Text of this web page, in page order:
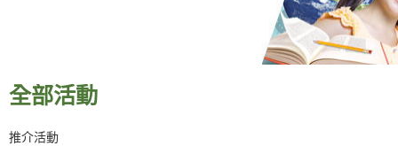
全部活動
推介活動